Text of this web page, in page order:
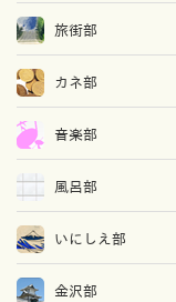
旅街部
カネ部
音楽部
風呂部
いにしえ部
金沢部